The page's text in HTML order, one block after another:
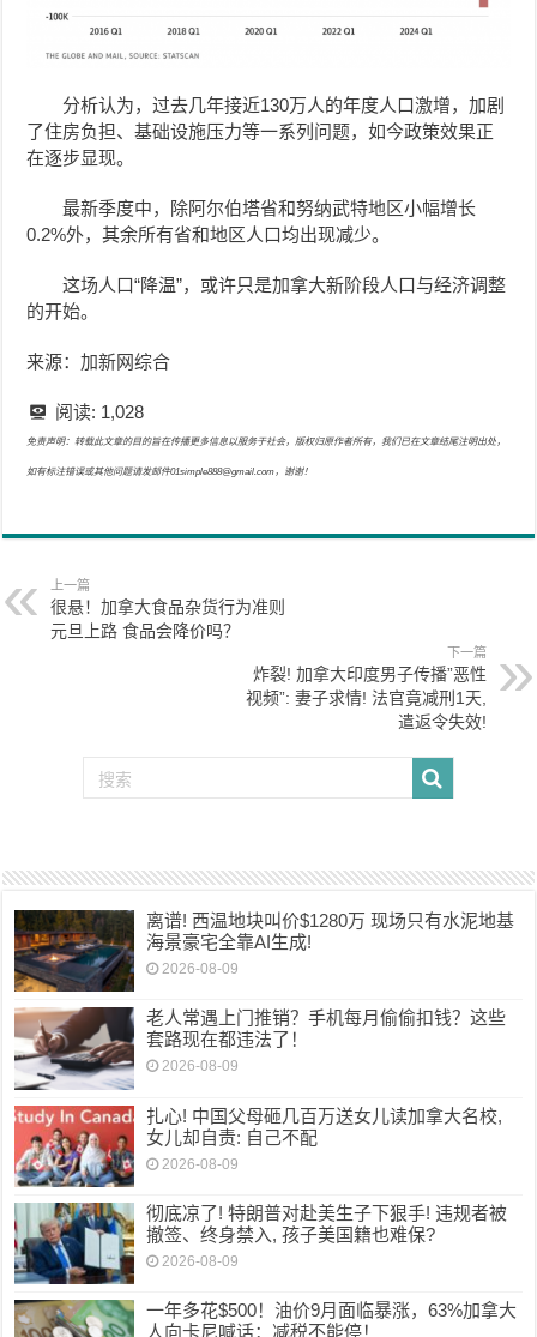
分析认为，过去几年接近130万人的年度人口激增，加剧
了住房负担、基础设施压力等一系列问题，如今政策效果正
在逐步显现。
最新季度中，除阿尔伯塔省和努纳武特地区小幅增长
0.2%外，其余所有省和地区人口均出现减少。
这场人口“降温”，或许只是加拿大新阶段人口与经济调整
的开始。
来源：加新网综合
阅读: 1,028
免责声明：转载此文章的目的旨在传播更多信息以服务于社会，版权归原作者所有，我们已在文章结尾注明出处，
如有标注错误或其他问题请发邮件01simple888@gmail.com，谢谢！
上一篇
很悬！加拿大食品杂货行为准则
元旦上路 食品会降价吗？
下一篇
炸裂! 加拿大印度男子传播”恶性
视频”: 妻子求情! 法官竟减刑1天,
遣返令失效!
离谱! 西温地块叫价$1280万 现场只有水泥地基
海景豪宅全靠AI生成!
2026-08-09
老人常遇上门推销？手机每月偷偷扣钱？这些
套路现在都违法了！
2026-08-09
扎心! 中国父母砸几百万送女儿读加拿大名校,
女儿却自责: 自己不配
2026-08-09
彻底凉了! 特朗普对赴美生子下狠手! 违规者被
撤签、终身禁入, 孩子美国籍也难保?
2026-08-09
一年多花$500！油价9月面临暴涨，63%加拿大
人向卡尼喊话：减税不能停！